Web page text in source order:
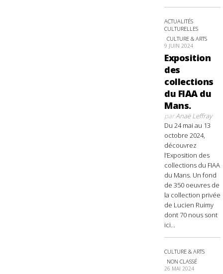
ACTUALITÉS
CULTURELLES
CULTURE & ARTS
9 JUIN 2024
Exposition
des
collections
du FIAA du
Mans.
parAnaë Leffray
Du 24 mai au 13
octobre 2024,
découvrez
l’Exposition des
collections du FIAA
du Mans. Un fond
de 350 oeuvres de
la collection privée
de Lucien Ruimy
dont 70 nous sont
ici...
CULTURE & ARTS
NON CLASSÉ
26 MAI 2024